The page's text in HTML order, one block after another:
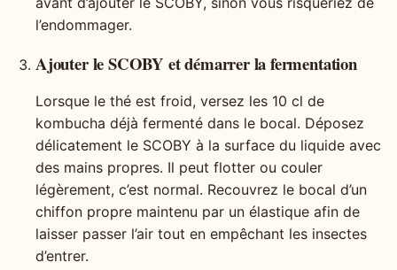
l’endommager.
Ajouter le SCOBY et démarrer la fermentation
Lorsque le thé est froid, versez les 10 cl de
kombucha déjà fermenté dans le bocal. Déposez
délicatement le SCOBY à la surface du liquide avec
des mains propres. Il peut flotter ou couler
légèrement, c’est normal. Recouvrez le bocal d’un
chiffon propre maintenu par un élastique afin de
laisser passer l’air tout en empêchant les insectes
d’entrer.